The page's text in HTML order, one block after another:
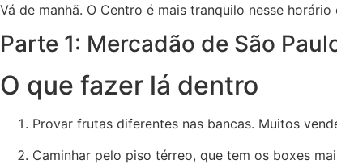
Vá de manhã. O Centro é mais tranquilo nesse
Parte 1: Mercadão de São
O que fazer lá dentro
Provar frutas diferentes nas bancas. Muitos
Caminhar pelo piso térreo, que tem os boxes